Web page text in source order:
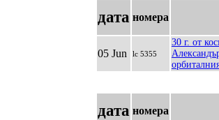
дата номера
05 Jun lc 5355
30 г. от
дата номера